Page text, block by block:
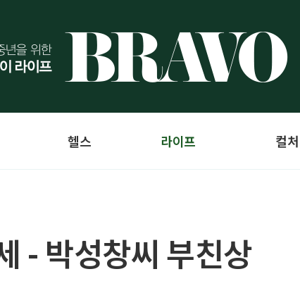
헬스 라이프 컬처
- 박성창씨 부친상